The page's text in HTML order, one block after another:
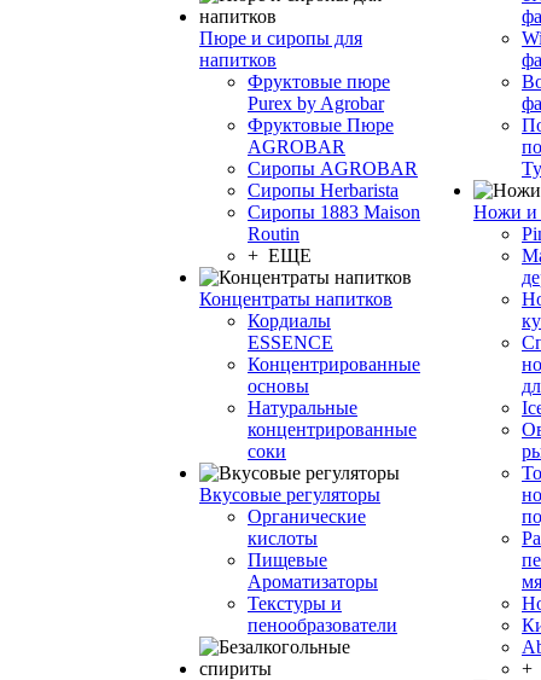
Пюре и сиропы для
напитков
Фруктовые пюре
Purex by Agrobar
Фруктовые Пюре
AGROBAR
Сиропы AGROBAR
Сиропы Herbarista
Сиропы 1883 Maison
Routin
+ ЕЩЕ
Концентраты напитков
Кордиалы
ESSENCE
Концентрированные
основы
Натуральные
концентрированные
соки
Вкусовые регуляторы
Органические
кислоты
Пищевые
Ароматизаторы
Текстуры и
пенообразователи
Ножи и
+